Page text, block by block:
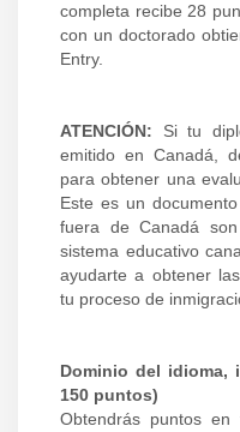
completa recibe 28
con un doctorado
Entry.
ATENCIÓN: Si tu
emitido en Canadá,
para obtener una
Este es un
fuera de Canadá
sistema educativo
ayudarte a obtener
tu proceso de
Dominio del idioma,
150 puntos)
Obtendrás puntos